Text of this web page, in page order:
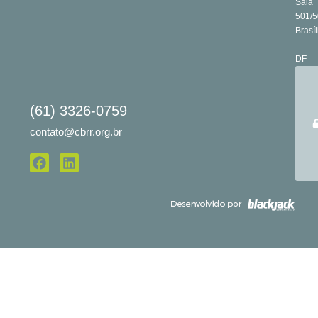
(61) 3326-0759
contato@cbrr.org.br
Sala
501/
-
DF